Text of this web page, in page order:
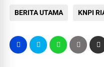
BERITA UTAMA KNPI